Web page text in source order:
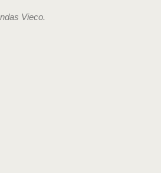
Vieco.